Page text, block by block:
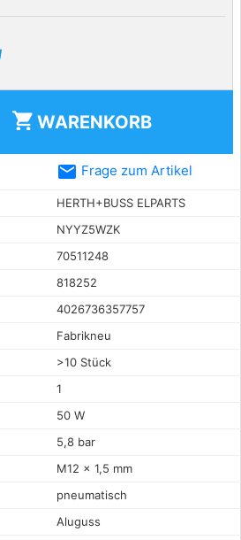
shopping_cart WARENKORB
email Frage zum Artikel
HERTH+BUSS ELPARTS
NYYZ5WZK
70511248
818252
4026736357757
Fabrikneu
>10 Stück
1
50 W
5,8 bar
M12 x 1,5 mm
pneumatisch
Aluguss